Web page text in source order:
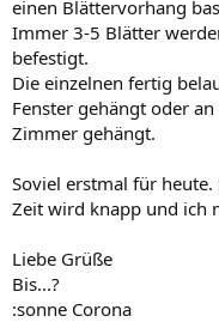
einen Blättervorhang
Immer 3-5 Blätter
befestigt.
Die einzelnen fertig
Fenster gehängt oder
Zimmer gehängt.
Soviel erstmal für
Zeit wird knapp und ich
Liebe Grüße
Bis...?
:sonne Corona